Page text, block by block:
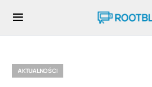
AKTUALNOŚCI